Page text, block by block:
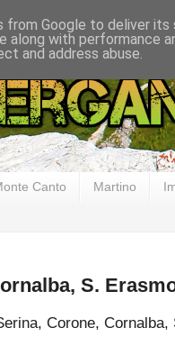
Canto Martino
S.
Corone,
from Google to deliver
along with performance
and address abuse.